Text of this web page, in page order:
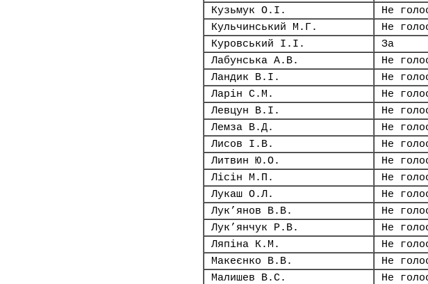
Кузьмук О.І.
Не
Кульчинський М.Г.
Не
Куровський І.І.
За
Лабунська А.В.
Не
Ландик В.І.
Не
Ларін С.М.
Не
Левцун В.І.
Не
Лемза В.Д.
Не
Лисов І.В.
Не
Литвин Ю.О.
Не
Лісін М.П.
Не
Лукаш О.Л.
Не
Лук’янов В.В.
Не
Лук’янчук Р.В.
Не
Ляпіна К.М.
Не
Макеєнко В.В.
Не
Малишев В.С.
Не